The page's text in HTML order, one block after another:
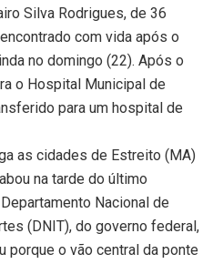
Silva Rodrigues, de 36
com vida após o
no domingo (22). Após o
o Hospital Municipal de
para um hospital de
as cidades de Estreito (MA)
na tarde do último
Nacional de
(DNIT), do governo federal,
porque o vão central da ponte